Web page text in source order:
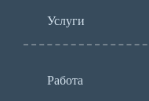
Услуги
Работа